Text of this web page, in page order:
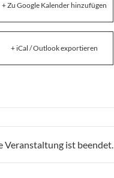
+ Zu Google Kalender hinzufügen
+ iCal / Outlook exportieren
Veranstaltung ist beendet.